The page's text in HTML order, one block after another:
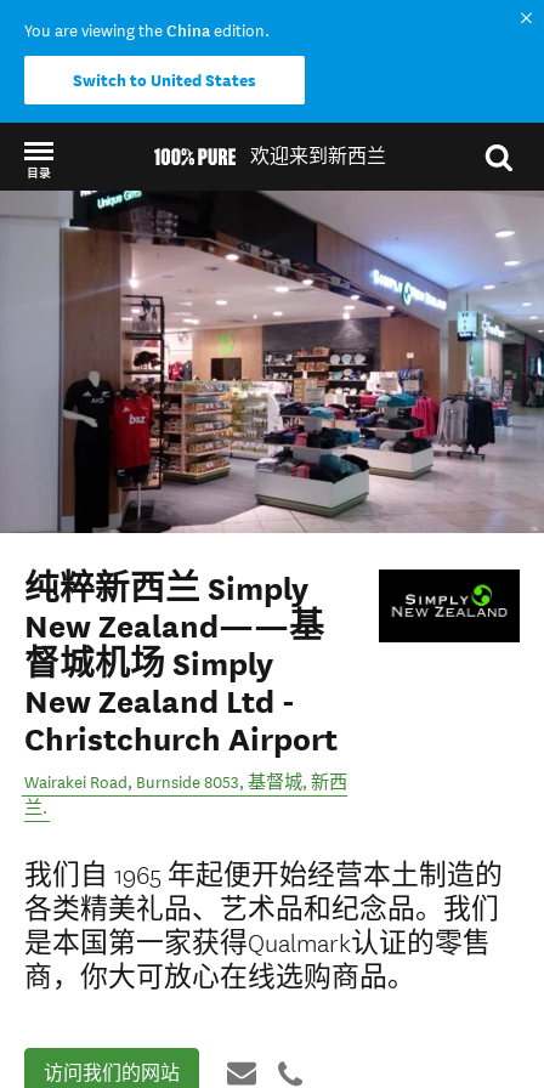
You are viewing theChinaedition.
Switch to United States
欢迎来到新西兰
目录
Back to my results
纯粹新西兰 Simply
New Zealand——基
督城机场 Simply
New Zealand Ltd -
Christchurch Airport
Wairakei Road, Burnside 8053, 基督城, 新西
兰.
我们自 1965 年起便开始经营本土制造的
各类精美礼品、艺术品和纪念品。我们
是本国第一家获得Qualmark认证的零售
商，你大可放心在线选购商品。
访问我们的网站